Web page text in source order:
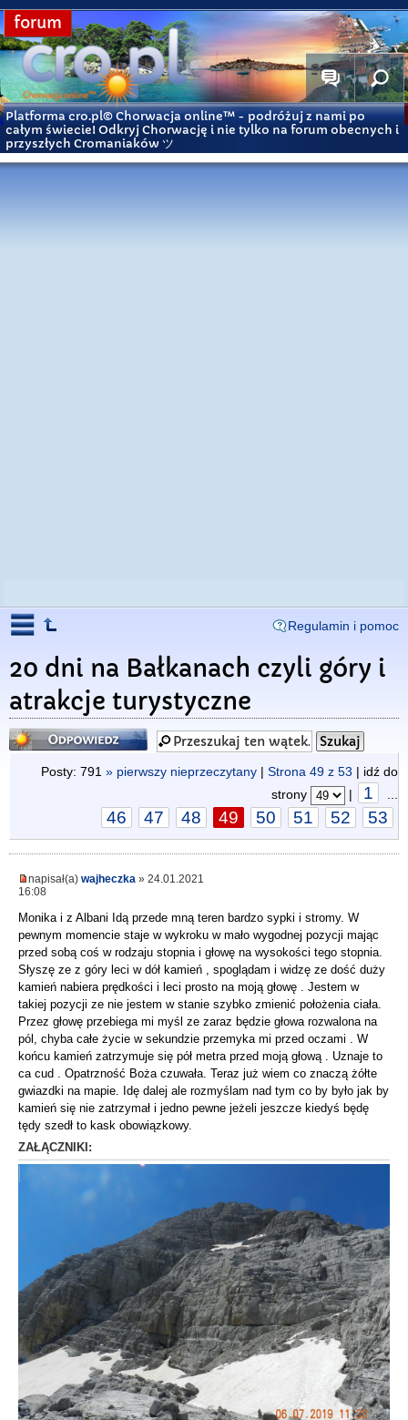
forum
Platforma cro.pl© Chorwacja online™ - podróżuj z nami po
całym świecie! Odkryj Chorwację i nie tylko na forum obecnych i
przyszłych Cromaniaków ツ
Regulamin i pomoc
20 dni na Bałkanach czyli góry i
atrakcje turystyczne
Odpowiedz
Posty: 791 » pierwszy nieprzeczytany | Strona 49 z 53 | idź do
strony
| 1
46 47 48 49 50 51 52 53
napisał(a) wajheczka » 24.01.2021
16:08
Monika i z Albani Idą przede mną teren bardzo sypki i stromy. W
pewnym momencie staje w wykroku w mało wygodnej pozycji mając
przed sobą coś w rodzaju stopnia i głowę na wysokości tego stopnia.
Słyszę ze z góry leci w dół kamień , spoglądam i widzę ze dość duży
kamień nabiera prędkości i leci prosto na moją głowę . Jestem w
takiej pozycji ze nie jestem w stanie szybko zmienić położenia ciała.
Przez głowę przebiega mi myśl ze zaraz będzie głowa rozwalona na
pól, chyba całe życie w sekundzie przemyka mi przed oczami . W
końcu kamień zatrzymuje się pół metra przed moją głową . Uznaje to
ca cud . Opatrzność Boża czuwała. Teraz już wiem co znaczą żółte
gwiazdki na mapie. Idę dalej ale rozmyślam nad tym co by było jak by
kamień się nie zatrzymał i jedno pewne jeżeli jeszcze kiedyś będę
tędy szedł to kask obowiązkowy.
ZAŁĄCZNIKI: